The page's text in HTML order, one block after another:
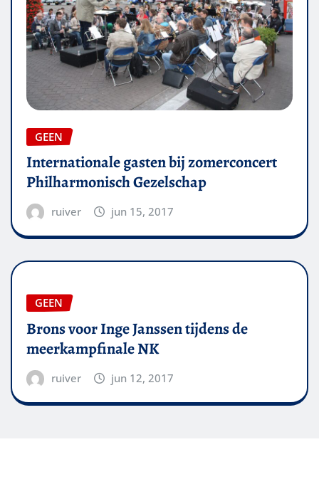
GEEN
Internationale gasten bij zomerconcert
Philharmonisch Gezelschap
ruiver jun 15, 2017
GEEN
Brons voor Inge Janssen tijdens de
meerkampfinale NK
ruiver jun 12, 2017